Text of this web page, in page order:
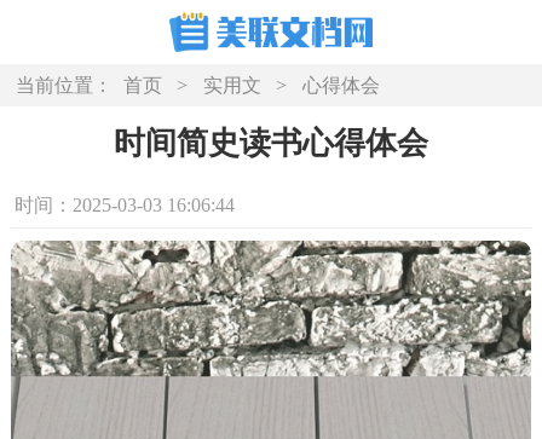
当前位置： 首页 > 实用文 > 心得体会
时间简史读书心得体会
时间：2025-03-03 16:06:44